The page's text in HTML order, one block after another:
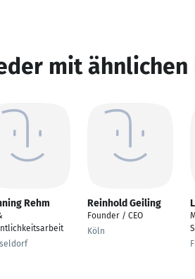
mit
Rehm Reinhold Geiling
Founder / CEO
Köln